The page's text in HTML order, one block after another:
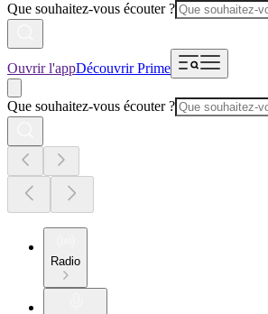
Que souhaitez-vous écouter ?
Ouvrir l'appDécouvrir Prime
Que souhaitez-vous écouter ?
Radio